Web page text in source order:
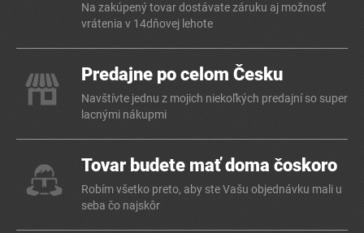
Na zakúpený tovar dostávate záruku aj možnosť
vrátenia v 14dňovej lehote
Predajne po celom Česku
Navštívte jednu z mojich niekoľkých predajní so super
lacnými nákupmi
Tovar budete mať doma čoskoro
Robím všetko preto, aby ste Vašu objednávku mali u
seba čo najskôr